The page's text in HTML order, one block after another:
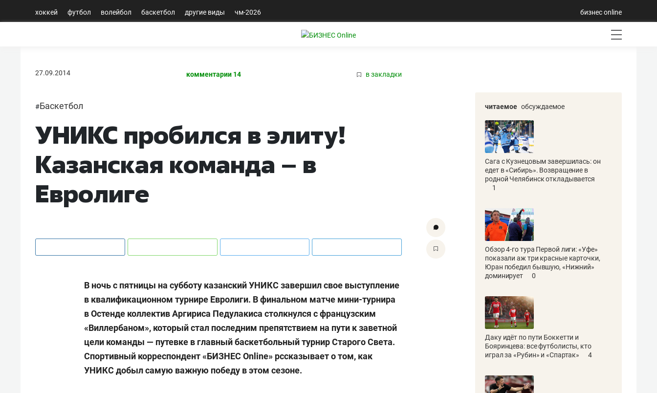
хоккей футбол волейбол баскетбол другие виды чм-2026 бизнес online
27.09.2014 комментарии 14 в закладки
#Баскетбол
УНИКС пробился в элиту!
Казанская команда – в
Евролиге
В ночь с пятницы на субботу казанский УНИКС завершил свое выступление
в квалификационном турнире Евролиги. В финальном матче мини-турнира
в Остенде коллектив Аргириса Педулакиса столкнулся с французским
«Виллербаном», который стал последним препятствием на пути к заветной
цели команды — путевке в главный баскетбольный турнир Старого Света.
Спортивный корреспондент «БИЗНЕС Online» рссказывает о том, как
УНИКС добыл самую важную победу в этом сезоне.
читаемое обсуждаемое
Сага с Кузнецовым завершилась: он
едет в «Сибирь». Возвращение в
родной Челябинск откладывается
1
Обзор 4-го тура Первой лиги: «Уфе»
показали аж три красные карточки,
Юран победил бывшую, «Нижний»
доминирует
0
Даку идёт по пути Боккетти и
Бояринцева: все футболисты, кто
играл за «Рубин» и «Спартак»
4